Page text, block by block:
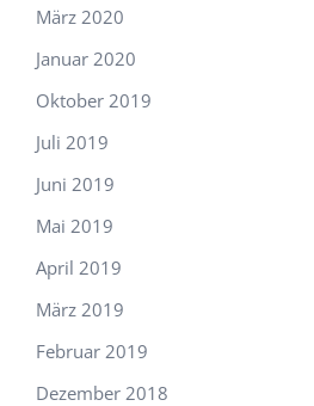
März 2020
Januar 2020
Oktober 2019
Juli 2019
Juni 2019
Mai 2019
April 2019
März 2019
Februar 2019
Dezember 2018